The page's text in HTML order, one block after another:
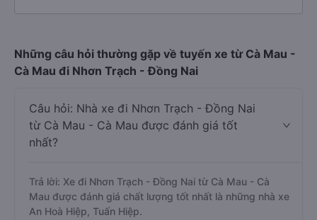
Những câu hỏi thường gặp về tuyến xe từ Cà Mau -
Cà Mau đi Nhơn Trạch - Đồng Nai
Câu hỏi: Nhà xe đi Nhơn Trạch - Đồng Nai
từ Cà Mau - Cà Mau được đánh giá tốt
nhất?
Trả lời: Xe đi Nhơn Trạch - Đồng Nai từ Cà Mau - Cà
Mau được đánh giá chất lượng tốt nhất là những nhà xe
An Hoà Hiệp, Tuấn Hiệp.